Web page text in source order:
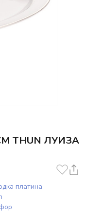
THUN ЛУИЗА
платина